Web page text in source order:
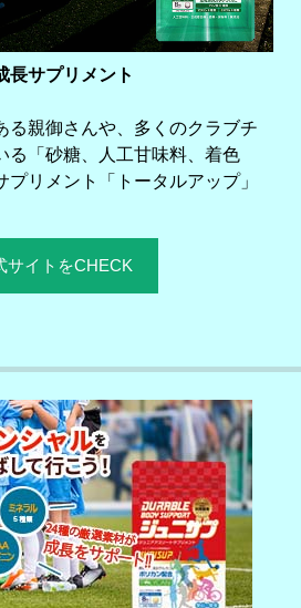
長サプリメント
る親御さんや、多くのクラブチ
る「砂糖、人工甘味料、着色
リメント「トータルアップ」
サイトをCHECK